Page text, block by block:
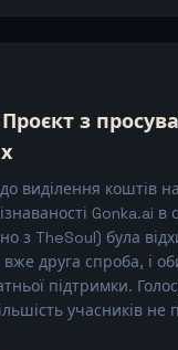
з
виділення коштів
Gonka.ai в
з TheSoul) була
друга спроба, і
підтримки.
учасників не